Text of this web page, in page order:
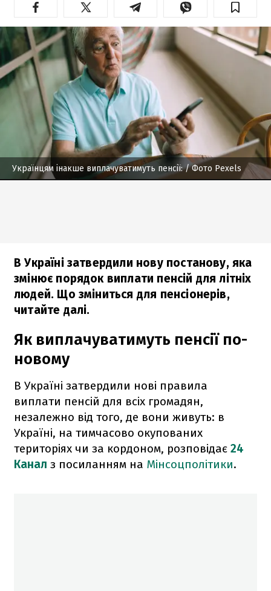
Українцям інакше виплачуватимуть пенсії:/ Фото Pexels
В Україні затвердили нову постанову, яка
змінює порядок виплати пенсій для літніх
людей. Що зміниться для пенсіонерів,
читайте далі.
Як виплачуватимуть пенсії по-
новому
В Україні затвердили нові правила
виплати пенсій для всіх громадян,
незалежно від того, де вони живуть: в
Україні, на тимчасово окупованих
територіях чи за кордоном, розповідає 24
Канал з посиланням на Мінсоцполітики.